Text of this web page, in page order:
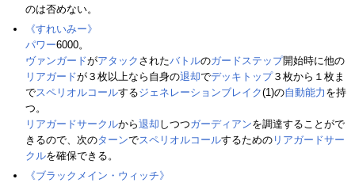
のは否めない。
《すれいみー》
パワー6000。
ヴァンガードがアタック されたバトルのガードステップ開始時に他の
リアガードが３枚以上なら自身の退却でデッキトップ３枚から１枚ま
でスペリオルコールするジェネレーションブレイク(1)の自動能力 を持
つ。
リアガードサークルから退却 しつつガーディアンを調達することがで
きるので、次のターンでスペリオルコールするための リアガードサー
クルを確保できる。
《ブラックメイン・ウィッチ》